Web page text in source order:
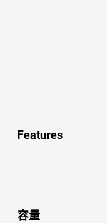
Features
容量